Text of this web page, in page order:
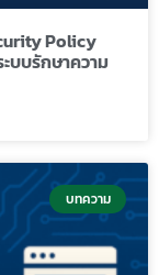
Policy
บบรักษาความ
บทความ